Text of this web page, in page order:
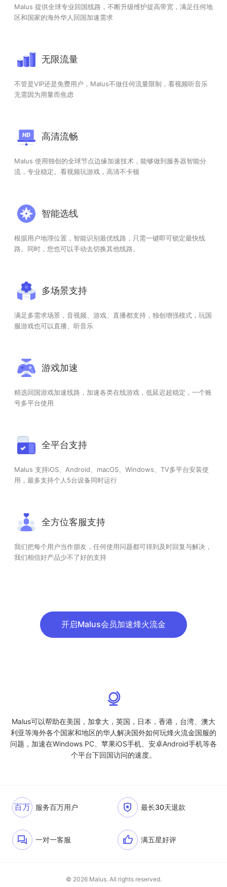
Malus 提供全球专业回国线路，不断升级维护提高带宽，满足任何地
区和国家的海外华人回国加速需求
无限流量
不管是VIP还是免费用户，Malus不做任何流量限制，看视频听音乐
无需因为用量而焦虑
高清流畅
Malus 使用独创的全球节点边缘加速技术，能够做到服务器智能分
流，专业稳定。看视频玩游戏，高清不卡顿
智能选线
根据用户地理位置，智能识别最优线路，只需一键即可锁定最快线
路。同时，您也可以手动去切换其他线路。
多场景支持
满足多需求场景，音视频、游戏、直播都支持，独创增强模式，玩国
服游戏也可以直播、听音乐
游戏加速
精选回国游戏加速线路，加速各类在线游戏，低延迟超稳定，一个账
号多平台使用
全平台支持
Malus 支持iOS、Android、macOS、Windows、TV多平台安装使
用，最多支持个人5台设备同时运行
全方位客服支持
我们把每个用户当作朋友，任何使用问题都可得到及时回复与解决，
我们相信好产品少不了好的支持
开启Malus会员加速烽火流金
Malus可以帮助在美国，加拿大，英国，日本，香港，台湾、澳大
利亚等海外各个国家和地区的华人解决国外如何玩烽火流金国服的
问题，加速在Windows PC、苹果iOS手机、安卓Android手机等各
个平台下回国访问的速度。
百万 服务百万用户 最长30天退款
一对一客服 满五星好评
© 2026 Malus. All rights reserved.